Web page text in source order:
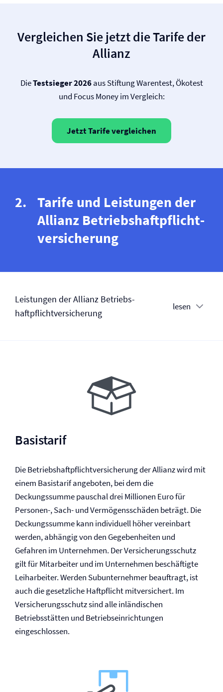
Vergleichen Sie jetzt die Tarife der
Allianz
DieTestsieger 2026aus Stiftung Warentest, Ökotest
und Focus Money im Vergleich:
Jetzt Tarife vergleichen
Tarife und Leistungen der
Allianz Betriebs­haftpflicht­
versicherung
Leistungen der Allianz Betriebs­
haftpflicht­versicherung
lesen
Basistarif
Die Betriebs­haftpflicht­versicherung der Allianz wird mit
einem Basistarif angeboten, bei dem die
Deckungssumme pauschal drei Millionen Euro für
Personen-, Sach- und Vermögensschäden beträgt. Die
Deckungssumme kann individuell höher vereinbart
werden, abhängig von den Gegebenheiten und
Gefahren im Unternehmen. Der Versicherungsschutz
gilt für Mitarbeiter und im Unternehmen beschäftigte
Leiharbeiter. Werden Subunternehmer beauftragt, ist
auch die gesetzliche Haftpflicht mitversichert. Im
Versicherungsschutz sind alle inländischen
Betriebsstätten und Betriebseinrichtungen
eingeschlossen.